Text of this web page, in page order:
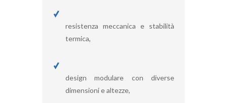
resistenza meccanica e stabilità
termica,
design modulare con diverse
dimensioni e altezze,